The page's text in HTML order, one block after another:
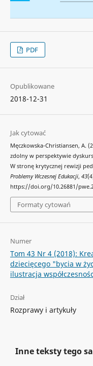
PDF
Opublikowane
2018-12-31
Jak cytować
Męczkowska-Christiansen, A.
zdolny w perspektywie
W stronę krytycznej rewizji
Problemy Wczesnej Edukacji, 43
https://doi.org/10.26881/
Formaty cytowań
Numer
Tom 43 Nr 4 (2018):
dziecięcego "bycia w
ilustracja
Dział
Rozprawy i artykuły
Inne teksty tego